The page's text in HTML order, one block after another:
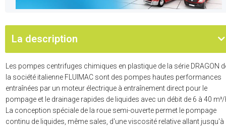
La description
Les pompes centrifuges chimiques en plastique de la série DRAGON
la société italienne FLUIMAC sont des pompes hautes performances
entraînées par un moteur électrique à entraînement direct pour le
pompage et le drainage rapides de liquides avec un débit de 6 à 40
La conception spéciale de la roue semi-ouverte permet le pompage
continu de liquides, même sales, d'une viscosité relative allant jusqu'à